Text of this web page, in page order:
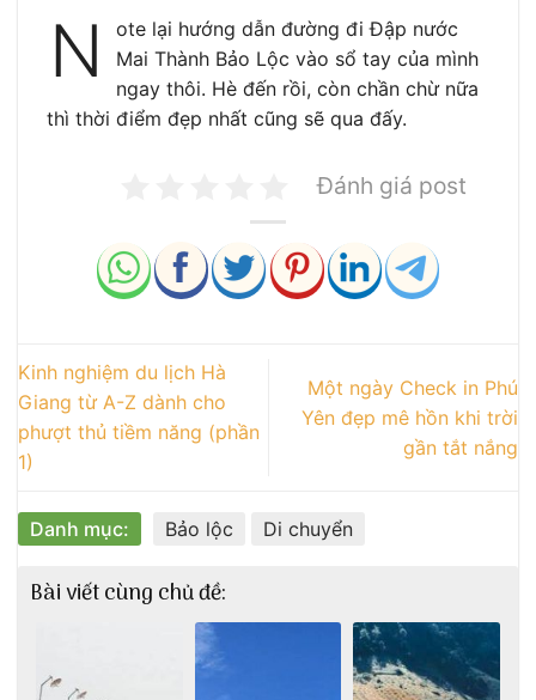
N
ote lại hướng dẫn đường đi Đập nước
Mai Thành Bảo Lộc vào sổ tay của mình
ngay thôi. Hè đến rồi, còn chần chừ nữa
thì thời điểm đẹp nhất cũng sẽ qua đấy.
Đánh giá post
Kinh nghiệm du lịch Hà
Giang từ A-Z dành cho
phượt thủ tiềm năng (phần
1)
Một ngày Check in Phú
Yên đẹp mê hồn khi trời
gần tắt nắng
Danh mục: Bảo lộc Di chuyển
Bài viết cùng chủ đề: